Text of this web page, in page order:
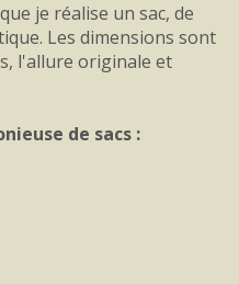
je réalise un sac, de
Les dimensions sont
l'allure originale et
de sacs :